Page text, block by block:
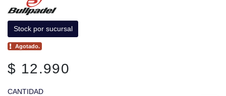
Stock por sucursal
Agotado.
$ 12.990
CANTIDAD